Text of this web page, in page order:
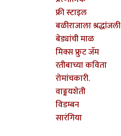
फ्री स्टाइल
बळीराजाला श्रद्धांजली
बेड्यांची माळ
मिक्स फ्रुट जॅम
रतीबाच्या कविता
रोमांचकारी.
वाङ्मयशेती
विडम्बन
सारंगिया